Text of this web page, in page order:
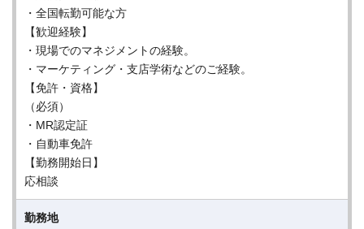
・全国転勤可能な方
【歓迎経験】
・現場でのマネジメントの経験。
・マーケティング・支店学術などのご経験。
【免許・資格】
（必須）
・MR認定証
・自動車免許
【勤務開始日】
応相談
勤務地